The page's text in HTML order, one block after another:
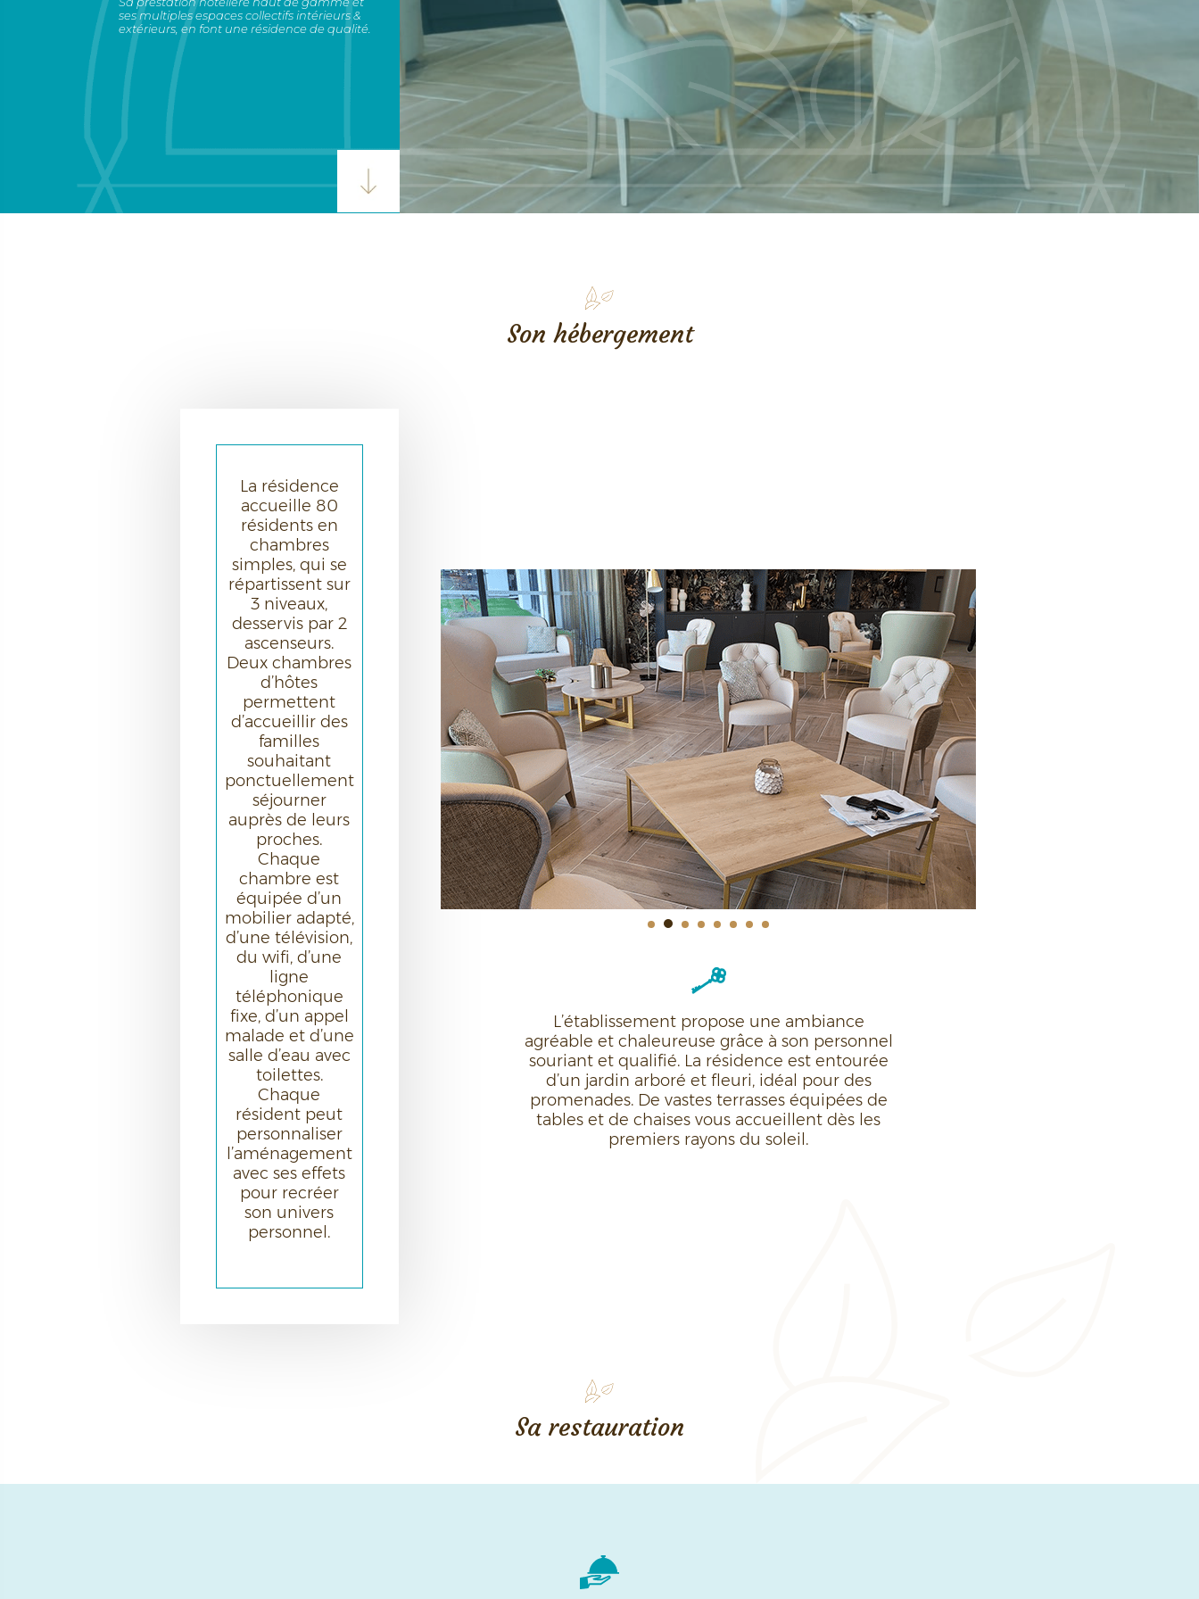
ses multiples espaces collectifs intérieurs &
extérieurs, en font une résidence de qualité.
Son hébergement
La résidence
accueille 80
résidents en
chambres
simples, qui se
répartissent sur
3 niveaux,
desservis par 2
ascenseurs.
Deux chambres
d’hôtes
permettent
d’accueillir des
familles
souhaitant
ponctuellement
séjourner
auprès de leurs
proches.
Chaque
chambre est
équipée d’un
mobilier adapté,
d’une télévision,
du wifi, d’une
ligne
téléphonique
fixe, d’un appel
malade et d’une
salle d’eau avec
toilettes.
Chaque
résident peut
personnaliser
l’aménagement
avec ses effets
pour recréer
son univers
personnel.
L’établissement propose une ambiance
agréable et chaleureuse grâce à son personnel
souriant et qualifié. La résidence est entourée
d’un jardin arboré et fleuri, idéal pour des
promenades. De vastes terrasses équipées de
tables et de chaises vous accueillent dès les
premiers rayons du soleil.
Sa restauration